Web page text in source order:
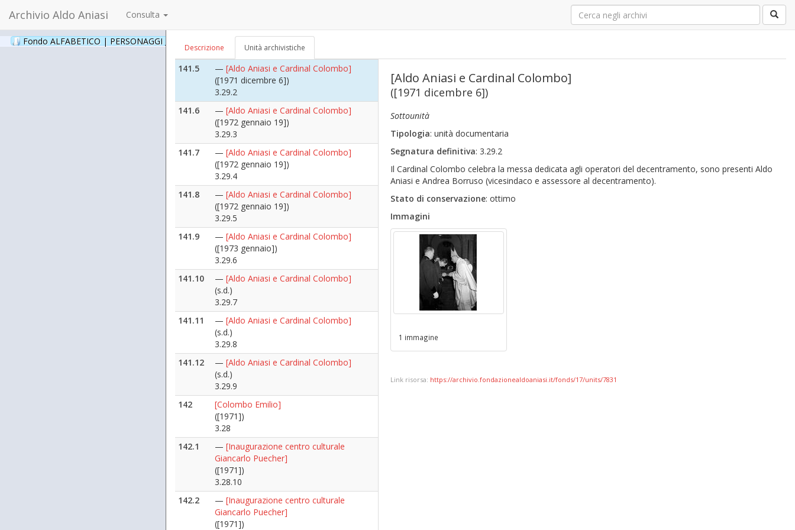
Archivio Aldo Aniasi Consulta
Fondo ALFABETICO | PERSONAGGI _ Archivio Fotografico
Descrizione Unità archivistiche
([1970 gennaio 15])
3.29.12
141.5
— [Aldo Aniasi e Cardinal Colombo]
([1971 dicembre 6])
3.29.2
141.6
— [Aldo Aniasi e Cardinal Colombo]
([1972 gennaio 19])
3.29.3
141.7
— [Aldo Aniasi e Cardinal Colombo]
([1972 gennaio 19])
3.29.4
141.8
— [Aldo Aniasi e Cardinal Colombo]
([1972 gennaio 19])
3.29.5
141.9
— [Aldo Aniasi e Cardinal Colombo]
([1973 gennaio])
3.29.6
141.10
— [Aldo Aniasi e Cardinal Colombo]
(s.d.)
3.29.7
141.11
— [Aldo Aniasi e Cardinal Colombo]
(s.d.)
3.29.8
141.12
— [Aldo Aniasi e Cardinal Colombo]
(s.d.)
3.29.9
142
[Colombo Emilio]
([1971])
3.28
142.1
— [Inaugurazione centro culturale
Giancarlo Puecher]
([1971])
3.28.10
142.2
— [Inaugurazione centro culturale
Giancarlo Puecher]
([1971])
[Aldo Aniasi e Cardinal Colombo]
([1971 dicembre 6])
Sottounità
Tipologia: unità documentaria
Segnatura definitiva: 3.29.2
Il Cardinal Colombo celebra la messa dedicata agli operatori del decentramento, sono presenti Aldo
Aniasi e Andrea Borruso (vicesindaco e assessore al decentramento).
Stato di conservazione: ottimo
Immagini
1 immagine
Link risorsa: https://archivio.fondazionealdoaniasi.it/fonds/17/units/7831